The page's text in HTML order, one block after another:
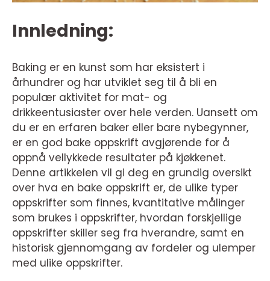
Innledning:
Baking er en kunst som har eksistert i
århundrer og har utviklet seg til å bli en
populær aktivitet for mat- og
drikkeentusiaster over hele verden. Uansett om
du er en erfaren baker eller bare nybegynner,
er en god bake oppskrift avgjørende for å
oppnå vellykkede resultater på kjøkkenet.
Denne artikkelen vil gi deg en grundig oversikt
over hva en bake oppskrift er, de ulike typer
oppskrifter som finnes, kvantitative målinger
som brukes i oppskrifter, hvordan forskjellige
oppskrifter skiller seg fra hverandre, samt en
historisk gjennomgang av fordeler og ulemper
med ulike oppskrifter.